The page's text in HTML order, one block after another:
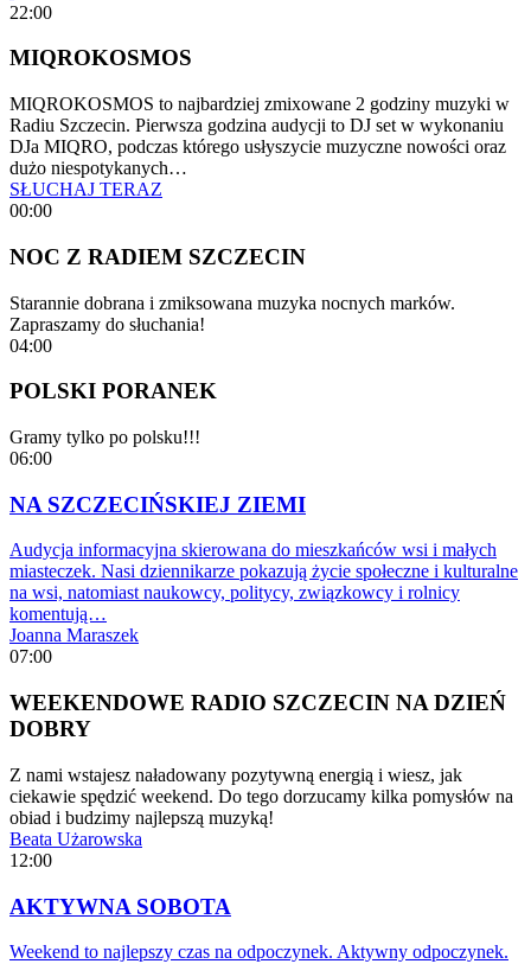
22:00
MIQROKOSMOS
MIQROKOSMOS to najbardziej zmixowane 2 godziny muzyki w
Radiu Szczecin. Pierwsza godzina audycji to DJ set w wykonaniu
DJa MIQRO, podczas którego usłyszycie muzyczne nowości oraz
dużo niespotykanych…
SŁUCHAJ TERAZ
00:00
NOC Z RADIEM SZCZECIN
Starannie dobrana i zmiksowana muzyka nocnych marków.
Zapraszamy do słuchania!
04:00
POLSKI PORANEK
Gramy tylko po polsku!!!
06:00
NA SZCZECIŃSKIEJ ZIEMI
Audycja informacyjna skierowana do mieszkańców wsi i małych
miasteczek. Nasi dziennikarze pokazują życie społeczne i kulturalne
na wsi, natomiast naukowcy, politycy, związkowcy i rolnicy
komentują…
Joanna Maraszek
07:00
WEEKENDOWE RADIO SZCZECIN NA DZIEŃ
DOBRY
Z nami wstajesz naładowany pozytywną energią i wiesz, jak
ciekawie spędzić weekend. Do tego dorzucamy kilka pomysłów na
obiad i budzimy najlepszą muzyką!
Beata Użarowska
12:00
AKTYWNA SOBOTA
Weekend to najlepszy czas na odpoczynek. Aktywny odpoczynek.